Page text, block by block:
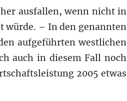
ausfallen, wenn nicht in
würde. – In den genannten
aufgeführten westlichen
auch in diesem Fall noch
2005 etwas